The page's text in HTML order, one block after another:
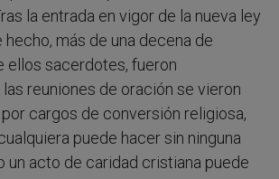
la entrada en vigor de la nueva ley
hecho, más de una decena de
ellos sacerdotes, fueron
reuniones de oración se vieron
cargos de conversión religiosa,
puede hacer sin ninguna
un acto de caridad cristiana puede